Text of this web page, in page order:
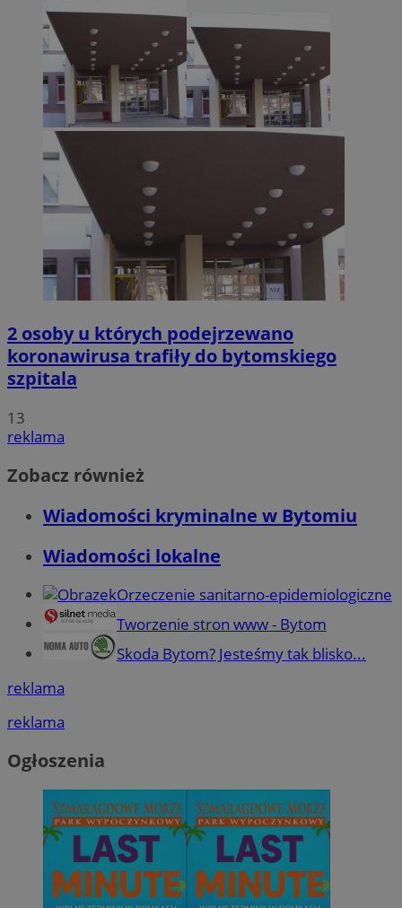
2 osoby u których podejrzewano
koronawirusa trafiły do bytomskiego
szpitala
13
reklama
Zobacz również
Wiadomości kryminalne w Bytomiu
Wiadomości lokalne
Orzeczenie sanitarno-epidemiologiczne
Tworzenie stron www - Bytom
Skoda Bytom? Jesteśmy tak blisko...
reklama
reklama
Ogłoszenia